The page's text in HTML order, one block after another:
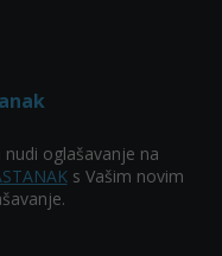
oglašavanje na
s Vašim novim